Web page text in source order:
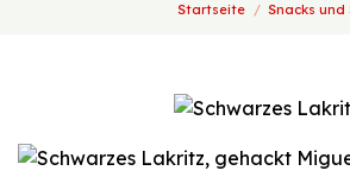
Startseite Snacks und